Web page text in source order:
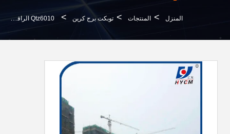
المنزل > المنتجات > توبكت برج كرين > Qtz6010 الرافعة البرجية القطة المطرقة الرأس الرافعة البرجية 8T عرض القدرة